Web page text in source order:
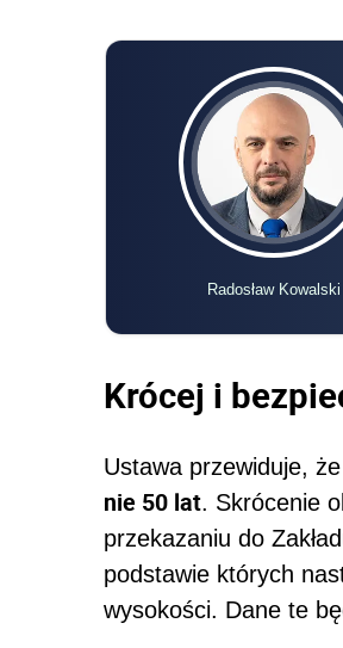
Radosław Kowalski
Krócej i
Ustawa przewiduje, że
nie 50 lat. Skrócenie
przekazaniu do
podstawie których
wysokości. Dane te